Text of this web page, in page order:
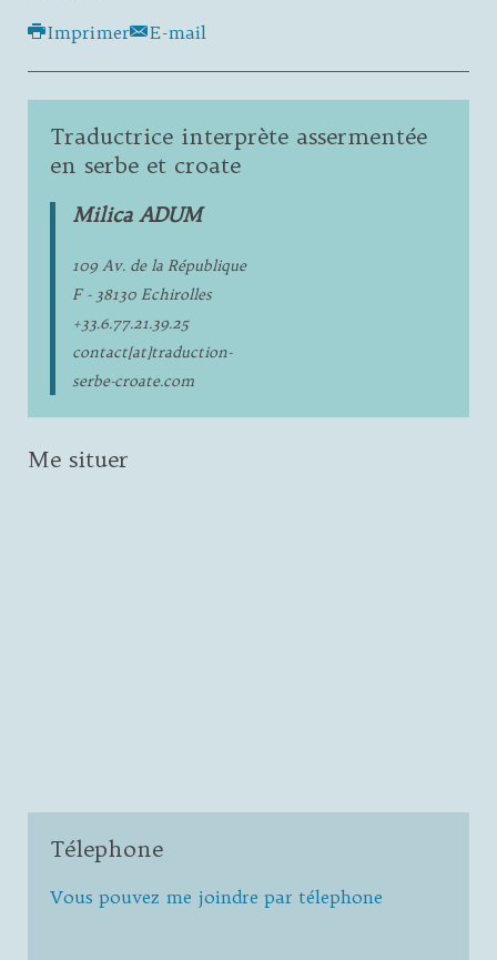
Imprimer
E-mail
Traductrice interprète assermentée
en serbe et croate
Milica ADUM
109 Av. de la République
F - 38130 Echirolles
+33.6.77.21.39.25
contact[at]traduction-
serbe-croate.com
Me situer
Télephone
Vous pouvez me joindre par télephone